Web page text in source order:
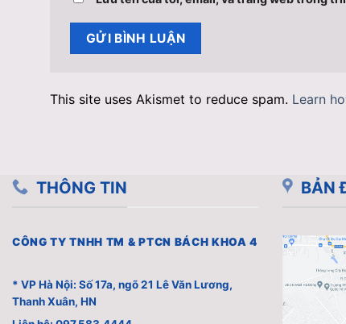
This site uses Akismet to reduce spam. Learn
THÔNG TIN
CÔNG TY TNHH TM & PTCN BÁCH KHOA 4
* VP Hà Nội: Số 17a, ngõ 21 Lê Văn Lương,
Thanh Xuân, HN
BẢN